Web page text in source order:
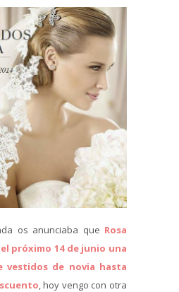
os anunciaba que Rosa
próximo 14 de junio una
vestidos de novia hasta
, hoy vengo con otra